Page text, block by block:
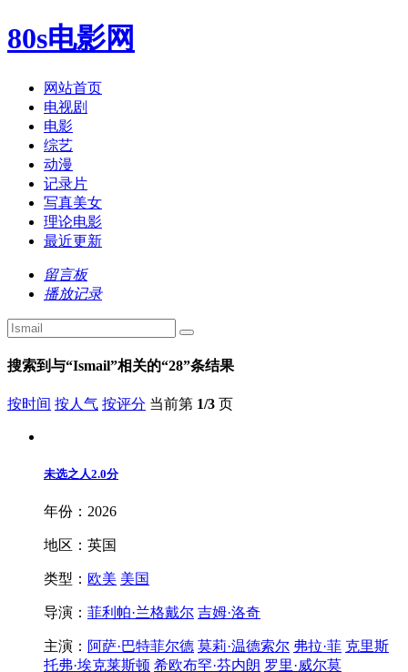
80s电影网
网站首页
电视剧
电影
综艺
动漫
记录片
写真美女
理论电影
最近更新
留言板
播放记录
搜索到与“Ismail”相关的“28”条结果
按时间 按人气 按评分 当前第 1/3 页
未选之人2.0分
年份：2026
地区：英国
类型： 欧美 美国
导演： 菲利帕·兰格戴尔 吉姆·洛奇
主演： 阿萨·巴特菲尔德 莫莉·温德索尔 弗拉·菲 克里斯
托弗·埃克莱斯顿 希欧布罕·芬内朗 罗里·威尔莫